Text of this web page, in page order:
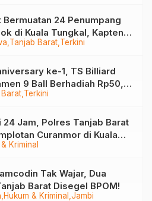
Tanjab Barat Terkini
Bermuatan 24 Penumpang
di Kuala Tungkal, Kapten
Terkini
ke-1, TS Billiard
9 Ball Berhadiah Rp50,8
Kriminal
24 Jam, Polres Tanjab Barat
Curanmor di Kuala
Hukum & Kriminal Jambi
Tak Wajar, Dua
Barat Disegel BPOM!